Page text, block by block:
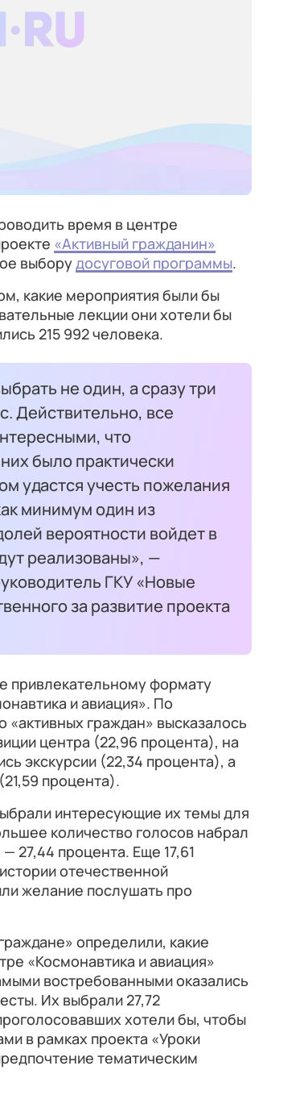
время в центре
«Активный гражданин»
выборудосуговой программы.
какие мероприятия были бы
лекции они хотели бы
215 992 человека.
не один, а сразу три
Действительно, все
что
было практически
удастся учесть пожелания
минимум один из
вероятности войдет в
реализованы», —
ГКУ «Новые
за развитие проекта
привлекательному формату
и авиация». По
граждан» высказалось
центра (22,96 процента), на
экскурсии (22,34 процента), а
процента).
интересующие их темы для
количество голосов набрал
27,44 процента. Еще 17,61
отечественной
желание послушать про
определили, какие
«Космонавтика и авиация»
востребованными оказались
Их выбрали 27,72
хотели бы, чтобы
в рамках проекта «Уроки
тематическим